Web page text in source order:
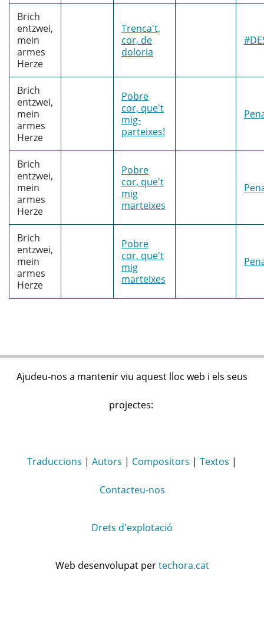
Brich
entzwei,
mein
armes
Herze
Trenca't,
cor, de
doloria
Brich
entzwei,
mein
armes
Herze
Pobre
cor, que't
mig-
parteixes!
Brich
entzwei,
mein
armes
Herze
Pobre
cor, que't
mig
marteixes
Brich
entzwei,
mein
armes
Herze
Pobre
cor, que't
mig
marteixes
Ajudeu-nos a mantenir viu aquest lloc web i els seus
projectes:
Traduccions | Autors | Compositors | Textos |
Contacteu-nos
Drets d'explotació
Web desenvolupat pertechora.cat